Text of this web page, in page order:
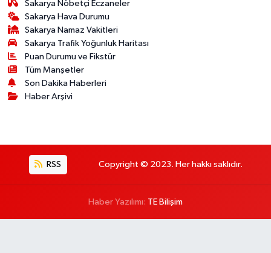
Sakarya Nöbetçi Eczaneler
Sakarya Hava Durumu
Sakarya Namaz Vakitleri
Sakarya Trafik Yoğunluk Haritası
Puan Durumu ve Fikstür
Tüm Manşetler
Son Dakika Haberleri
Haber Arşivi
RSS Copyright © 2023. Her hakkı saklıdır.
Haber Yazılımı: TE Bilişim